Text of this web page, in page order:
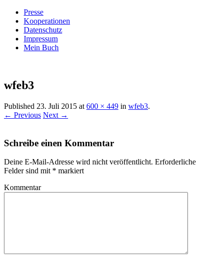
Presse
Kooperationen
Datenschutz
Impressum
Mein Buch
Villa König
wfeb3
Published 23. Juli 2015 at 600 × 449 in wfeb3.
← Previous Next →
Schreibe einen Kommentar
Deine E-Mail-Adresse wird nicht veröffentlicht. Erforderliche
Felder sind mit * markiert
Kommentar